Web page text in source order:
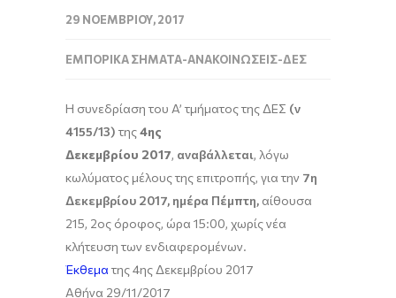
29 ΝΟΕΜΒΡΊΟΥ, 2017
ΕΜΠΟΡΙΚΆ ΣΉΜΑΤΑ-ΑΝΑΚΟΙΝΏΣΕΙΣ-ΔΕΣ
Η συνεδρίαση του A’ τμήματος της ΔΕΣ (ν
4155/13) της4ης
Δεκεμβρίου 2017, αναβάλλεται, λόγω
κωλύματος μέλους της επιτροπής, για την 7η
Δεκεμβρίου 2017, ημέρα Πέμπτη, αίθουσα
215, 2ος όροφος, ώρα 15:00, χωρίς νέα
κλήτευση των ενδιαφερομένων.
Έκθεμα της 4ης Δεκεμβρίου 2017
Αθήνα 29/11/2017